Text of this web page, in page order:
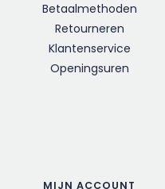
Betaalmethoden
Retourneren
Klantenservice
Openingsuren
MIJN ACCOUNT